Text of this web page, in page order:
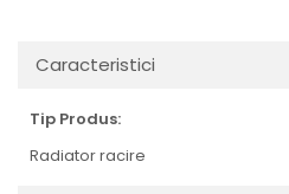
Caracteristici
Tip Produs:
Radiator racire